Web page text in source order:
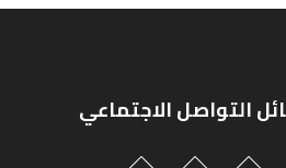
التواصل الاجتماعي